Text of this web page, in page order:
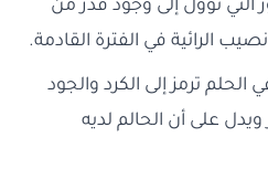
التي تؤول إلى وجود قدر من
الرائية في الفترة القادمة.
ترمز إلى الكرد والجود
ويدل على أن الحالم لديه